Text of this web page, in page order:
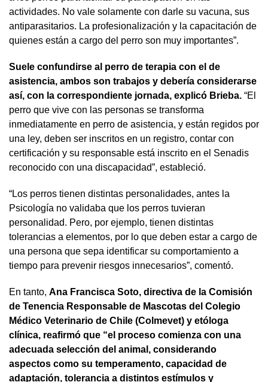
actividades. No vale solamente con darle su vacuna, sus
antiparasitarios. La profesionalización y la capacitación de
quienes están a cargo del perro son muy importantes”.
Suele confundirse al perro de terapia con el de
asistencia, ambos son trabajos y debería considerarse
así, con la correspondiente jornada, explicó Brieba. “El
perro que vive con las personas se transforma
inmediatamente en perro de asistencia, y están regidos por
una ley, deben ser inscritos en un registro, contar con
certificación y su responsable está inscrito en el Senadis
reconocido con una discapacidad”, estableció.
“Los perros tienen distintas personalidades, antes la
Psicología no validaba que los perros tuvieran
personalidad. Pero, por ejemplo, tienen distintas
tolerancias a elementos, por lo que deben estar a cargo de
una persona que sepa identificar su comportamiento a
tiempo para prevenir riesgos innecesarios”, comentó.
En tanto, Ana Francisca Soto, directiva de la Comisión
de Tenencia Responsable de Mascotas del Colegio
Médico Veterinario de Chile (Colmevet) y etóloga
clínica, reafirmó que “el proceso comienza con una
adecuada selección del animal, considerando
aspectos como su temperamento, capacidad de
adaptación, tolerancia a distintos estímulos y